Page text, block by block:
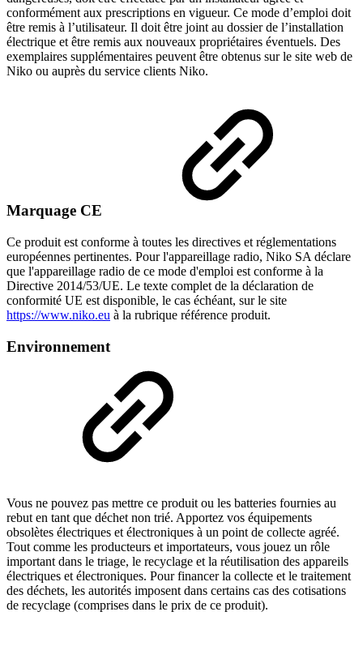
conformément aux prescriptions en vigueur. Ce mode d’emploi doit
être remis à l’utilisateur. Il doit être joint au dossier de l’installation
électrique et être remis aux nouveaux propriétaires éventuels. Des
exemplaires supplémentaires peuvent être obtenus sur le site web de
Niko ou auprès du service clients Niko.
Marquage CE
Ce produit est conforme à toutes les directives et réglementations
européennes pertinentes. Pour l'appareillage radio, Niko SA déclare
que l'appareillage radio de ce mode d'emploi est conforme à la
Directive 2014/53/UE. Le texte complet de la déclaration de
conformité UE est disponible, le cas échéant, sur le site
https://www.niko.eu à la rubrique référence produit.
Environnement
Vous ne pouvez pas mettre ce produit ou les batteries fournies au
rebut en tant que déchet non trié. Apportez vos équipements
obsolètes électriques et électroniques à un point de collecte agréé.
Tout comme les producteurs et importateurs, vous jouez un rôle
important dans le triage, le recyclage et la réutilisation des appareils
électriques et électroniques. Pour financer la collecte et le traitement
des déchets, les autorités imposent dans certains cas des cotisations
de recyclage (comprises dans le prix de ce produit).